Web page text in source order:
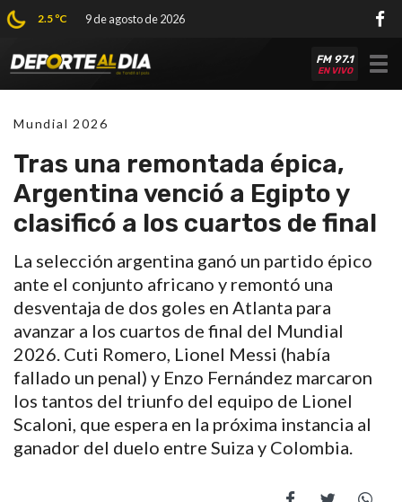
2.5 ºC 9 de agosto de 2026
FM 97.1
EN VIVO
Mundial 2026
Tras una remontada épica,
Argentina venció a Egipto y
clasificó a los cuartos de final
La selección argentina ganó un partido épico
ante el conjunto africano y remontó una
desventaja de dos goles en Atlanta para
avanzar a los cuartos de final del Mundial
2026. Cuti Romero, Lionel Messi (había
fallado un penal) y Enzo Fernández marcaron
los tantos del triunfo del equipo de Lionel
Scaloni, que espera en la próxima instancia al
ganador del duelo entre Suiza y Colombia.